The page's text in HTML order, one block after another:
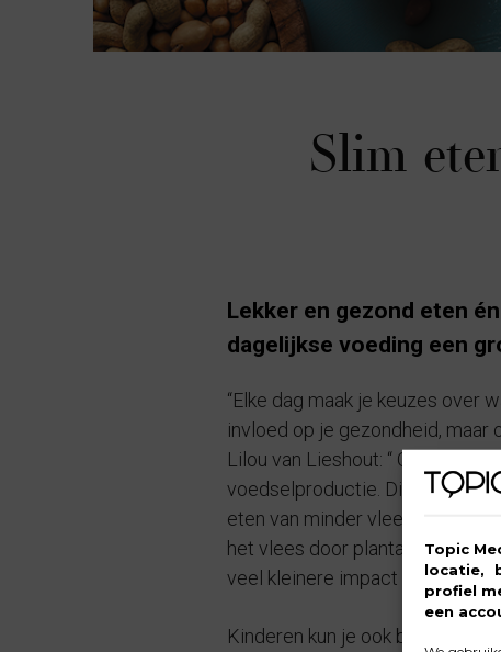
Topic
locatie,
profiel
een
Slim
Lekker en gezond eten
dagelijkse voeding een
“Elke dag maak je keuzes over
invloed op je gezondheid, maar
Lilou van Lieshout: “ Ongeveer
voedselproductie. Dierlijke
eten van minder vlees. Denk
het vlees door plantaardige
veel kleinere impact op het
Kinderen kun je ook betrekken